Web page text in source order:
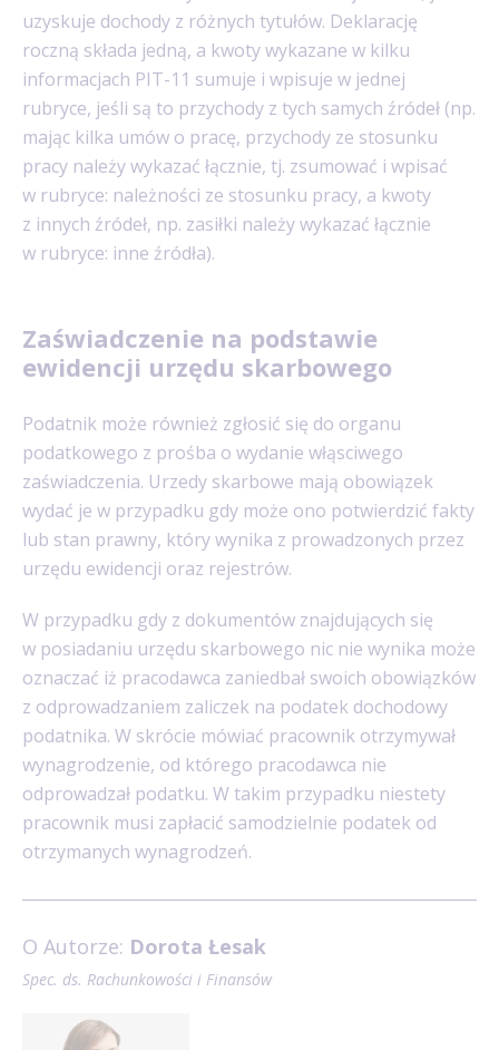
uzyskuje dochody z różnych tytułów. Deklarację
roczną składa jedną, a kwoty wykazane w kilku
informacjach PIT-11 sumuje i wpisuje w jednej
rubryce, jeśli są to przychody z tych samych źródeł (np.
mając kilka umów o pracę, przychody ze stosunku
pracy należy wykazać łącznie, tj. zsumować i wpisać
w rubryce: należności ze stosunku pracy, a kwoty
z innych źródeł, np. zasiłki należy wykazać łącznie
w rubryce: inne źródła).
Zaświadczenie na podstawie
ewidencji urzędu skarbowego
Podatnik może również zgłosić się do organu
podatkowego z prośba o wydanie włąsciwego
zaświadczenia. Urzedy skarbowe mają obowiązek
wydać je w przypadku gdy może ono potwierdzić fakty
lub stan prawny, który wynika z prowadzonych przez
urzędu ewidencji oraz rejestrów.
W przypadku gdy z dokumentów znajdujących się
w posiadaniu urzędu skarbowego nic nie wynika może
oznaczać iż pracodawca zaniedbał swoich obowiązków
z odprowadzaniem zaliczek na podatek dochodowy
podatnika. W skrócie mówiać pracownik otrzymywał
wynagrodzenie, od którego pracodawca nie
odprowadzał podatku. W takim przypadku niestety
pracownik musi zapłacić samodzielnie podatek od
otrzymanych wynagrodzeń.
O Autorze: Dorota Łesak
Spec. ds. Rachunkowości i Finansów